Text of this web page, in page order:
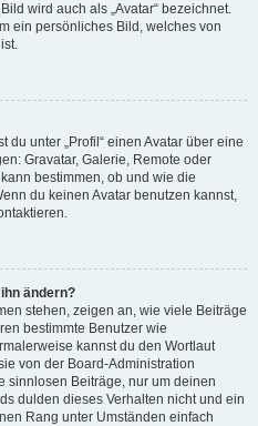
wird auch als „Avatar“ bezeichnet.
ein persönliches Bild, welches von
du unter „Profil“ einen Avatar über eine
Gravatar, Galerie, Remote oder
bestimmen, ob und wie die
du keinen Avatar benutzen kannst,
ändern?
stehen, zeigen an, wie viele Beiträge
bestimmte Benutzer wie
kannst du den Wortlaut
von der Board-Administration
sinnlosen Beiträge, nur um deinen
dulden dieses Verhalten nicht und ein
Rang unter Umständen einfach